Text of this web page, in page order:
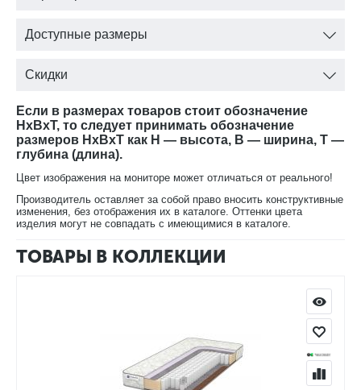
анатомичности, за счёт слоя из искусственного латекса.
Чехол матраса Трикот - это современное эластичное
полотно, на основае 100% П/Э, которое обладает высокой
Общая высота изделия составляет 17 см.
Слои матраса Easy Norma BS
Чехол Трикот
Чехол Трикот - современная ткань на основе стопроцентного
полиэстера. Эластичное полотно, которое обладает высокой
прочностью.
ППУ (искусственный латекс) — самый популярный
материал положительно зарекомендовал себя сочетанием
«цена-качество». ППУ устойчив к деформации и давлению,
выдерживает большие нагрузки. Практичный износостойкий
плотный нетканый текстильный материал из валяной шерсти.
Изготавливается обычно в виде полотнищ, которые имеют
Доступные размеры
Скидки
Если в размерах товаров стоит обозначение
HxBxT, то следует принимать обозначение
размеров HxBxT как H — высота, B — ширина, T —
глубина (длина).
Цвет изображения на мониторе может отличаться от реального!
Производитель оставляет за собой право вносить конструктивные
изменения, без отображения их в каталоге. Оттенки цвета
изделия могут не совпадать с имеющимися в каталоге.
ТОВАРЫ В КОЛЛЕКЦИИ